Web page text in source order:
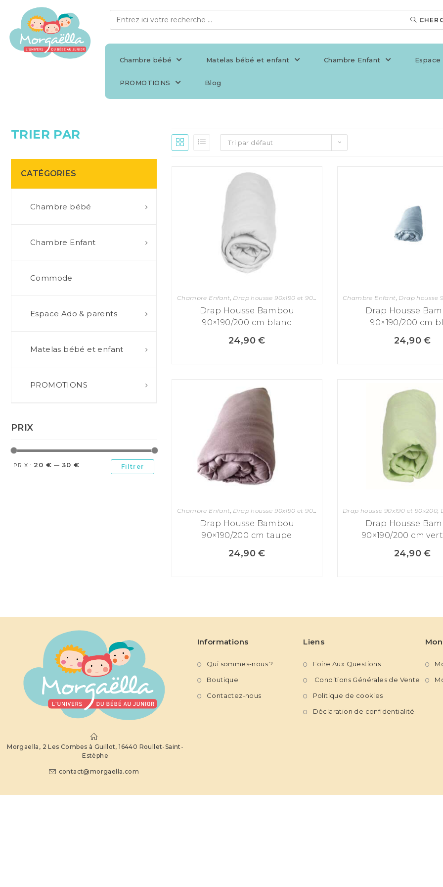
Chambre bébé Matelas bébé et enfant Chambre Enfant
PROMOTIONS Blog
Tri par défaut
Chambre Enfant Drap housse 90x190 et 90x200 Drap housse 90x190 et 90x200,
Drap Housse Bambou
90×190/200 cm blanc
24,90€
Chambre Enfant Drap housse
Drap Housse
90×190/200 cm
24,90€
Chambre Enfant Drap housse 90x190 et 90x200 Drap housse 90x190 et 90x200,
Drap Housse Bambou
90×190/200 cm taupe
24,90€
Drap housse 90x190 et 90x200
Drap Housse
90×190/200 cm
24,90€
TRIER PAR
CATÉGORIES
Chambre bébé
Chambre Enfant
Commode
Espace Ado & parents
Matelas bébé et enfant
PROMOTIONS
PRIX
Filtrer
PRIX : 20 € — 30 €
Morgaella, 2 Les Combes à Guillot, 16440 Roullet-Saint-
Estèphe
contact@morgaella.com
Informations
Qui sommes-nous ?
Boutique
Contactez-nous
Liens
Foire Aux Questions
Conditions Générales de Vente
Politique de cookies
Déclaration de confidentialité